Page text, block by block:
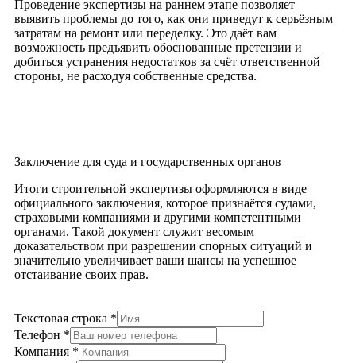
Проведение экспертизы на раннем этапе позволяет
выявить проблемы до того, как они приведут к серьёзным
затратам на ремонт или переделку. Это даёт вам
возможность предъявить обоснованные претензии и
добиться устранения недостатков за счёт ответственной
стороны, не расходуя собственные средства.
Заключение для суда и государственных органов
Итоги строительной экспертизы оформляются в виде
официального заключения, которое признаётся судами,
страховыми компаниями и другими компетентными
органами. Такой документ служит весомым
доказательством при разрешении спорных ситуаций и
значительно увеличивает ваши шансы на успешное
отстаивание своих прав.
Текстовая строка *
Телефон *
Компания *